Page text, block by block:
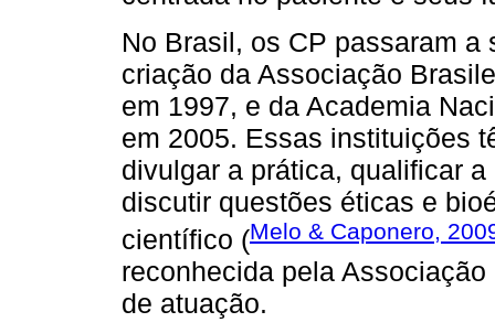
No Brasil, os CP passaram
criação da Associação
em 1997, e da Academia
em 2005. Essas instituições
divulgar a prática, qualificar
discutir questões éticas e
científico (Melo & Caponero,
reconhecida pela
de atuação.